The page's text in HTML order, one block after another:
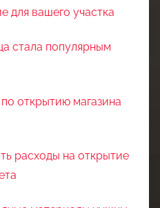
для вашего участка
стала популярным
открытию магазина
расходы на открытие